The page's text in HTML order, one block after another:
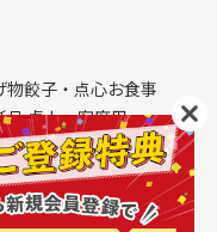
物餃子・点心お食事
品 卓上・客席用
生鮮品（配送便限定）